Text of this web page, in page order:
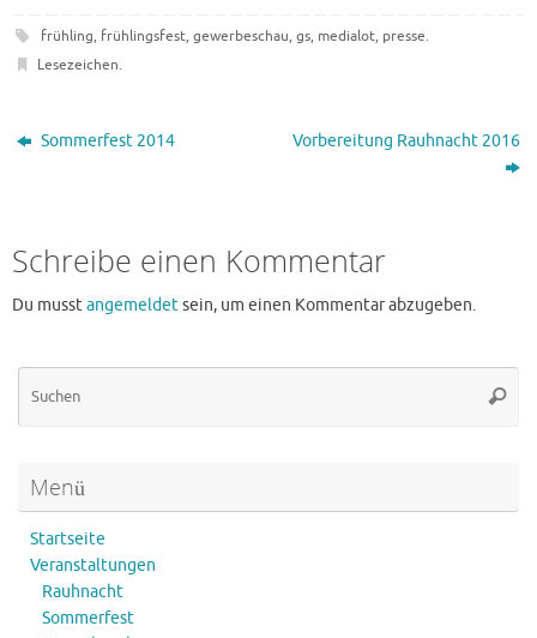
frühling, frühlingsfest, gewerbeschau, gs, medialot, presse.
Lesezeichen.
Sommerfest 2014 Vorbereitung Rauhnacht 2016
Schreibe einen Kommentar
Du musstangemeldetsein, um einen Kommentar abzugeben.
Menü
Startseite
Veranstaltungen
Rauhnacht
Sommerfest